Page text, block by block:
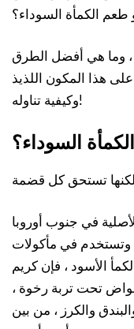
طعم الكمأة السوداء؟
، وما هي أفضل الطرق
هذا المكون اللذيذ
وكيفية تناوله!
السوداء؟
في جنوب أوروبا
وتستخدم في مأكولات
الأسود ، فإن كريم
تحت تربة رخوة ،
والكرز ، من بين